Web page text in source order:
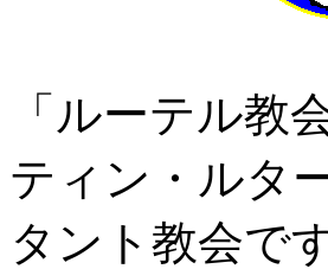
「ルーテル教
ティン・ルタ
タント教会です